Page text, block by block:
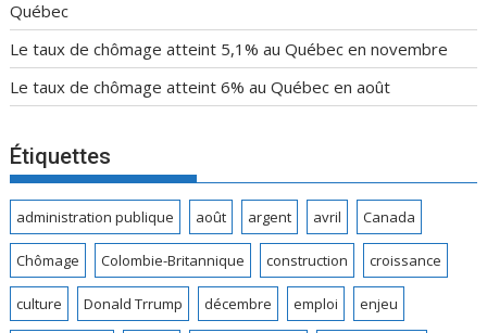
Québec
Le taux de chômage atteint 5,1% au Québec en novembre
Le taux de chômage atteint 6% au Québec en août
Étiquettes
administration publique août argent avril Canada
Chômage Colombie-Britannique construction croissance
culture Donald Trrump décembre emploi enjeu